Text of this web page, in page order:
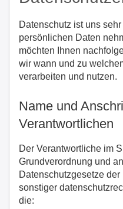
Datenschutz ist uns
persönlichen Daten
möchten Ihnen
wir wann und zu
verarbeiten und nutzen.
Name und
Verantwortlichen
Der Verantwortliche im
Grundverordnung und
Datenschutzgesetze
sonstiger
die: